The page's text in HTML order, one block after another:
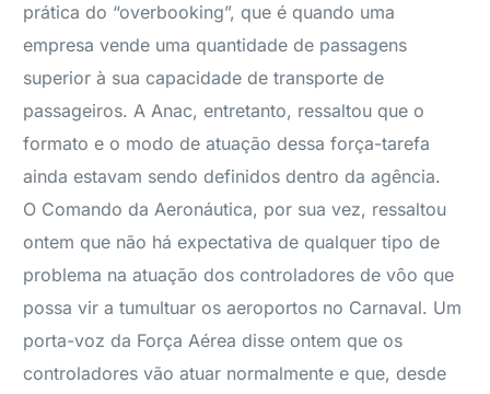
prática do “overbooking”, que é quando uma
empresa vende uma quantidade de passagens
superior à sua capacidade de transporte de
passageiros. A Anac, entretanto, ressaltou que o
formato e o modo de atuação dessa força-tarefa
ainda estavam sendo definidos dentro da agência.
O Comando da Aeronáutica, por sua vez, ressaltou
ontem que não há expectativa de qualquer tipo de
problema na atuação dos controladores de vôo que
possa vir a tumultuar os aeroportos no Carnaval. Um
porta-voz da Força Aérea disse ontem que os
controladores vão atuar normalmente e que, desde